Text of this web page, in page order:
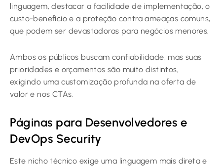
linguagem, destacar a facilidade de implementação, o
custo-benefício e a proteção contra ameaças comuns,
que podem ser devastadoras para negócios menores.
Ambos os públicos buscam confiabilidade, mas suas
prioridades e orçamentos são muito distintos,
exigindo uma customização profunda na oferta de
valor e nos CTAs.
Páginas para Desenvolvedores e
DevOps Security
Este nicho técnico exige uma linguagem mais direta e